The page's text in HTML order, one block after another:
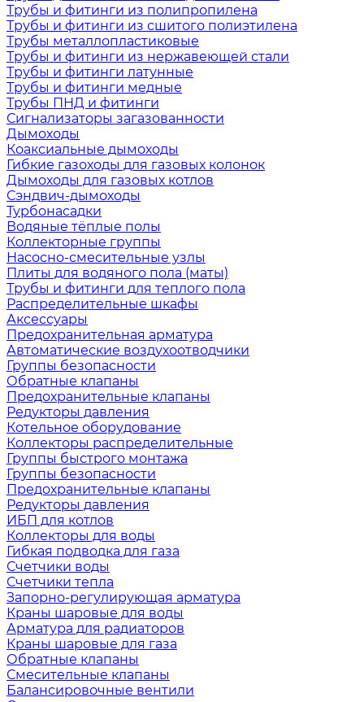
Трубы и фитинги из полипропилена
Трубы и фитинги из сшитого полиэтилена
Трубы металлопластиковые
Трубы и фитинги из нержавеющей стали
Трубы и фитинги латунные
Трубы и фитинги медные
Трубы ПНД и фитинги
Сигнализаторы загазованности
Дымоходы
Коаксиальные дымоходы
Гибкие газоходы для газовых колонок
Дымоходы для газовых котлов
Сэндвич-дымоходы
Турбонасадки
Водяные тёплые полы
Коллекторные группы
Насосно-смесительные узлы
Плиты для водяного пола (маты)
Трубы и фитинги для теплого пола
Распределительные шкафы
Аксессуары
Предохранительная арматура
Автоматические воздухоотводчики
Группы безопасности
Обратные клапаны
Предохранительные клапаны
Редукторы давления
Котельное оборудование
Коллекторы распределительные
Группы быстрого монтажа
Группы безопасности
Предохранительные клапаны
Редукторы давления
ИБП для котлов
Коллекторы для воды
Гибкая подводка для газа
Счетчики воды
Счетчики тепла
Запорно-регулирующая арматура
Краны шаровые для воды
Арматура для радиаторов
Краны шаровые для газа
Обратные клапаны
Смесительные клапаны
Балансировочные вентили